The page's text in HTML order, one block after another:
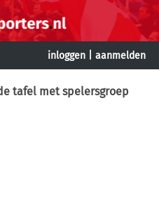
inloggen aanmelden
tafel met spelersgroep